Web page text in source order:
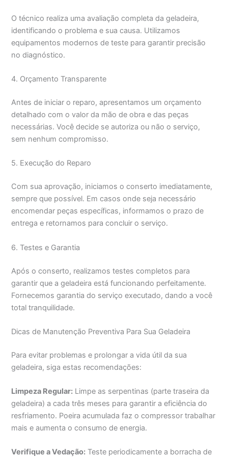
O técnico realiza uma avaliação completa da geladeira,
identificando o problema e sua causa. Utilizamos
equipamentos modernos de teste para garantir precisão
no diagnóstico.
4. Orçamento Transparente
Antes de iniciar o reparo, apresentamos um orçamento
detalhado com o valor da mão de obra e das peças
necessárias. Você decide se autoriza ou não o serviço,
sem nenhum compromisso.
5. Execução do Reparo
Com sua aprovação, iniciamos o conserto imediatamente,
sempre que possível. Em casos onde seja necessário
encomendar peças específicas, informamos o prazo de
entrega e retornamos para concluir o serviço.
6. Testes e Garantia
Após o conserto, realizamos testes completos para
garantir que a geladeira está funcionando perfeitamente.
Fornecemos garantia do serviço executado, dando a você
total tranquilidade.
Dicas de Manutenção Preventiva Para Sua Geladeira
Para evitar problemas e prolongar a vida útil da sua
geladeira, siga estas recomendações:
Limpeza Regular: Limpe as serpentinas (parte traseira da
geladeira) a cada três meses para garantir a eficiência do
resfriamento. Poeira acumulada faz o compressor trabalhar
mais e aumenta o consumo de energia.
Verifique a Vedação: Teste periodicamente a borracha de